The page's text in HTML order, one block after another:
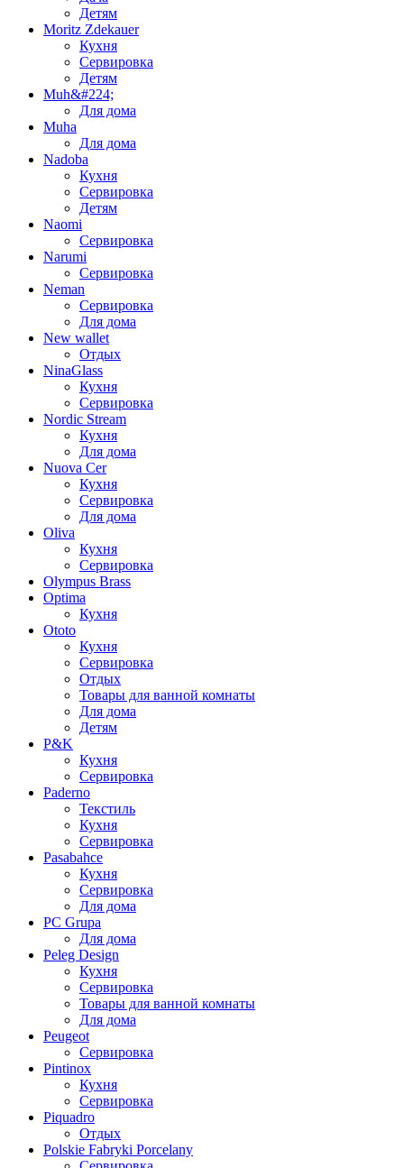
Детям
Moritz Zdekauer
Кухня
Сервировка
Детям
Muh&#224;
Для дома
Muha
Для дома
Nadoba
Кухня
Сервировка
Детям
Naomi
Сервировка
Narumi
Сервировка
Neman
Сервировка
Для дома
New wallet
Отдых
NinaGlass
Кухня
Сервировка
Nordic Stream
Кухня
Для дома
Nuova Cer
Кухня
Сервировка
Для дома
Oliva
Кухня
Сервировка
Olympus Brass
Optima
Кухня
Ototo
Кухня
Сервировка
Отдых
Товары для ванной комнаты
Для дома
Детям
P&K
Кухня
Сервировка
Paderno
Текстиль
Кухня
Сервировка
Pasabahce
Кухня
Сервировка
Для дома
PC Grupa
Для дома
Peleg Design
Кухня
Сервировка
Товары для ванной комнаты
Для дома
Peugeot
Сервировка
Pintinox
Кухня
Сервировка
Piquadro
Отдых
Polskie Fabryki Porcelany